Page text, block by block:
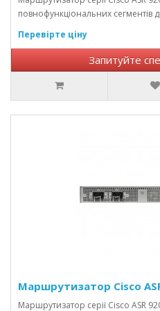
повнофункціональних сегментів
Перевірте ціну
Запитуйте
Маршрутизатор Cisco
Маршрутизатор серії Cisco ASR